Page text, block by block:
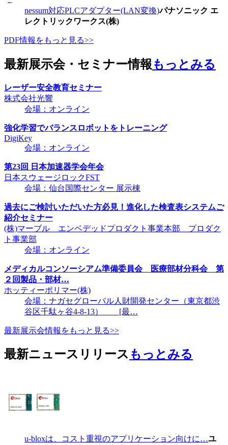
nessum対応PLCアダプター(LAN変換)パナソニック エ
レクトリックワークス(株)
PDF情報をもっと見る>>
最新展示会・セミナー情報もっとみる
レーザー安全教育セミナー
株式会社光響
会場：オンライン
強化学習でバランスロボットをトレーニング
DigiKey
会場：オンライン
第23回 日本加速器学会年会
日本スウェージロックFST
会場：仙台国際センター 展示棟
過去にご検討いただいた方必見！進化した検査表システムご
紹介セミナー
(株)マーブル エンベデッドプロダクト事業本部 プロダク
ト事業部
会場：オンライン
メディカルコンソーシアム準備委員会 医療部材分科会 第
２回製品・部材…
ホッティーポリマー(株)
会場：ナガセグローバル人財開発センター（東京都渋
谷区千駄ヶ谷4-8-13） [最…
最新展示会情報をもっと見る>>
最新ニュースリリース もっとみる
u-bloxは、コスト重視のアプリケーション向けに…ユ